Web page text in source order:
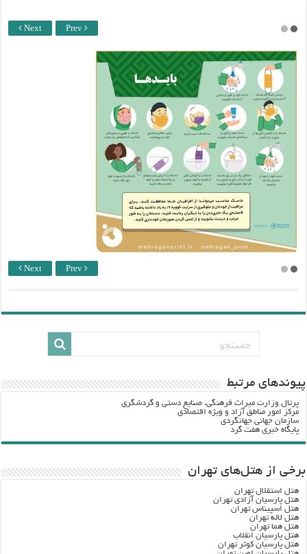
Next Prev
Next Prev
پيوندهاي مرتبط
پرتال وزارت ميراث فرهنگي، صنایع دستی و گردشگري
مرکز امور مناطق آزاد و ویژه اقتصادی
سازمان جهانی جهانگردی
پایگاه خبری هفت گرد
برخی از هتل‌های تهران
هتل استقلال تهران
هتل پارسیان آزادی تهران
هتل اسپیناس تهران
هتل لاله تهران
هتل هما تهران
هتل پارسیان انقلاب
هتل پارسیان کوثر تهران